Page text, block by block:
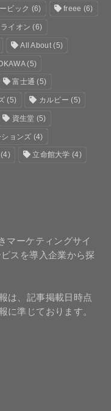
ビック (6) freee (6)
ライオン (6)
All About(5)
(5)
富士通 (5)
(5) カルビー (5)
資生堂 (5)
ョンズ (4)
(4) 立命館大学 (4)
マーケティングサイ
スを導入企業から探
は、記事掲載日時点
に準じております。